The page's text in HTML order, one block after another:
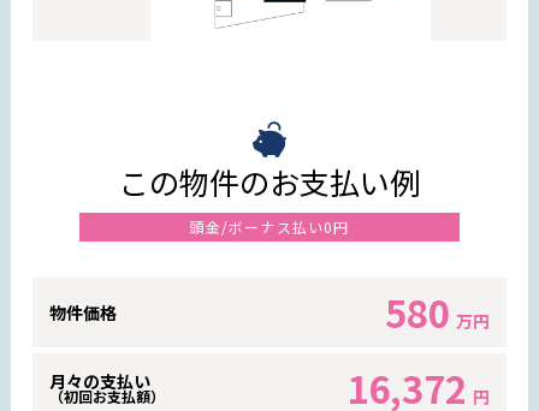
この物件のお支払い例
頭金/ボーナス払い0円
物件価格 580 万円
月々の支払い
（初回お支払額） 16,372 円